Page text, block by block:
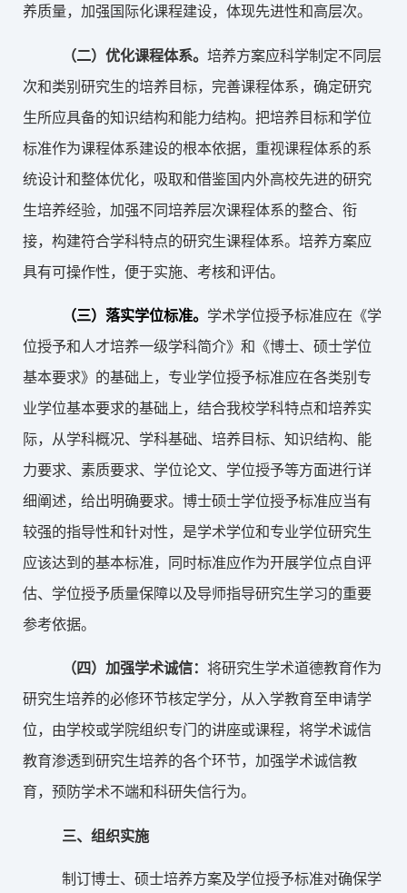
养质量，加强国际化课程建设，体现先进性和高层次。
（二） 优化课程体系。 培养方案应科学制定不同层
次和类别研究生的培养目标，完善课程体系，确定研究
生所应具备的知识结构和能力结构。把培养目标和学位
标准作为课程体系建设的根本依据，重视课程体系的系
统设计和整体优化，吸取和借鉴国内外高校先进的研究
生培养经验，加强不同培养层次课程体系的整合、衔
接，构建符合学科特点的研究生课程体系。培养方案应
具有可操作性，便于实施、考核和评估。
（三） 落实学位标准。 学术学位授予标准应在《学
位授予和人才培养一级学科简介》和《博士、硕士学位
基本要求》的基础上，专业学位授予标准应在各类别专
业学位基本要求的基础上，结合我校学科特点和培养实
际，从学科概况、学科基础、培养目标、知识结构、能
力要求、素质要求、学位论文、学位授予等方面进行详
细阐述，给出明确要求。博士硕士学位授予标准应当有
较强的指导性和针对性，是学术学位和专业学位研究生
应该达到的基本标准，同时标准应作为开展学位点自评
估、学位授予质量保障以及导师指导研究生学习的重要
参考依据。
（四） 加强学术诚信： 将研究生学术道德教育作为
研究生培养的必修环节核定学分，从入学教育至申请学
位，由学校或学院组织专门的讲座或课程，将学术诚信
教育渗透到研究生培养的各个环节，加强学术诚信教
育，预防学术不端和科研失信行为。
三、 组织实施
制订博士、硕士培养方案及学位授予标准对确保学